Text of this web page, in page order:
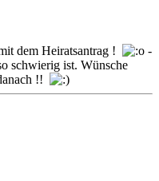
dem Heiratsantrag !
-
schwierig ist. Wünsche
!!